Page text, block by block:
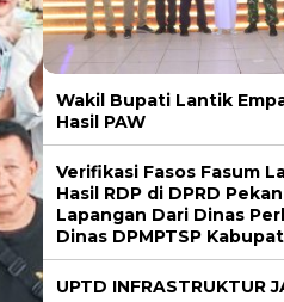
Wakil Bupati Lantik
Hasil PAW
Verifikasi Fasos Fasum
Hasil RDP di DPRD
Lapangan Dari Dinas
Dinas DPMPTSP
UPTD INFRASTRUKTUR